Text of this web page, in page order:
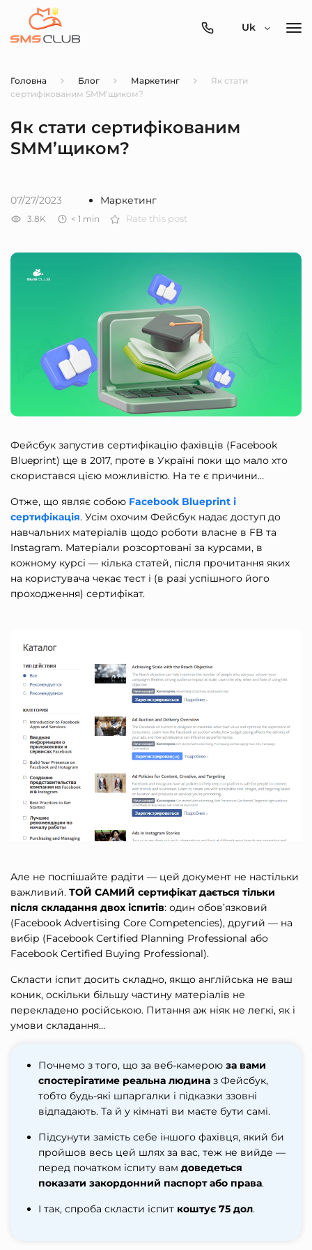
0800-
Uk
Головна Блог Маркетинг
Як стати
сертифікованим SMM’щиком?
Як стати сертифікованим
SMM’щиком?
07/27/2023 Маркетинг
3.8K < 1 min Rate this post
Фейсбук запустив сертифікацію фахівців (Facebook
Blueprint) ще в 2017, проте в Україні поки що мало хто
скористався цією можливістю. На те є причини…
Отже, що являє собою Facebook Blueprint і
сертифікація. Усім охочим Фейсбук надає доступ до
навчальних матеріалів щодо роботи власне в FB та
Instagram. Матеріали розсортовані за курсами, в
кожному курсі — кілька статей, після прочитання яких
на користувача чекає тест і (в разі успішного його
проходження) сертифікат.
Але не поспішайте радіти — цей документ не настільки
важливий. ТОЙ САМИЙ сертифікат дається тільки
після складання двох іспитів: один обов’язковий
(Facebook Advertising Core Competencies), другий — на
вибір (Facebook Certified Planning Professional або
Facebook Certified Buying Professional).
Скласти іспит досить складно, якщо англійська не ваш
коник, оскільки більшу частину матеріалів не
перекладено російською. Питання аж ніяк не легкі, як і
умови складання…
Почнемо з того, що за веб-камерою за вами
спостерігатиме реальна людина з Фейсбук,
тобто будь-які шпаргалки і підказки ззовні
відпадають. Та й у кімнаті ви маєте бути самі.
Підсунути замість себе іншого фахівця, який би
пройшов весь цей шлях за вас, теж не вийде —
перед початком іспиту вам доведеться
показати закордонний паспорт або права.
І так, спроба скласти іспит коштує 75 дол.